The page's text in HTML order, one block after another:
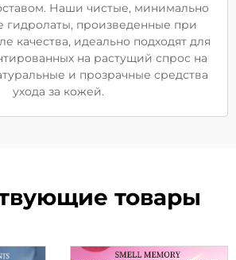
Наши чистые, минимально
гидролаты, произведенные при
качества, идеально подходят для
на растущий спрос на
и прозрачные средства
ухода за кожей.
товары